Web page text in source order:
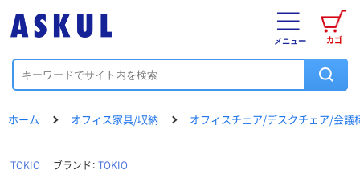
カゴ
メニュー
ホーム オフィス家具/収納 オフィスチェア/デスクチェア/会議
TOKIO ブランド： TOKIO